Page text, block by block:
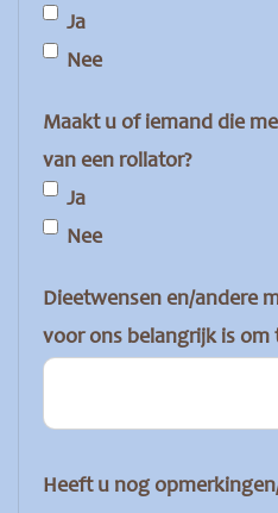
Ja
Nee
Maakt u of iemand die
van een rollator?
Ja
Nee
Dieetwensen en/andere
voor ons belangrijk is om
Heeft u nog